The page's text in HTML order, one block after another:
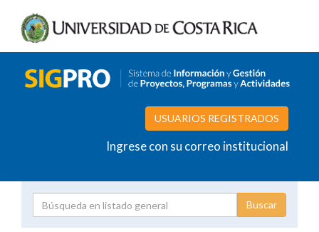
USUARIOS REGISTRADOS
Ingrese con su correo institucional